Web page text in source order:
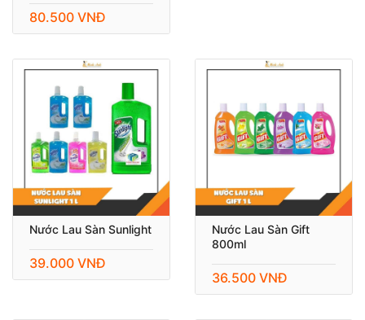
80.500 VNĐ
Nước Lau Sàn Sunlight
39.000 VNĐ
Nước Lau Sàn Gift
800ml
36.500 VNĐ